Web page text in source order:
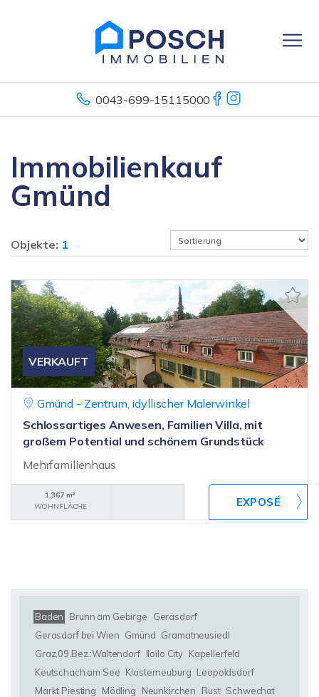
0043-699-15115000
Immobilienkauf
Gmünd
Objekte: 1
VERKAUFT
Gmünd - Zentrum, idyllischer Malerwinkel
Schlossartiges Anwesen, Familien Villa, mit
großem Potential und schönem Grundstück
Mehrfamilienhaus
1.367 m²
WOHNFLÄCHE
Baden Brunn am Gebirge
Gerasdorf
Gerasdorf bei Wien Gmünd Gramatneusiedl
Graz,09.Bez.:Waltendorf Iloilo City Kapellerfeld
Keutschach am See Klosterneuburg Leopoldsdorf
Markt Piesting
Mödling Neunkirchen Rust Schwechat